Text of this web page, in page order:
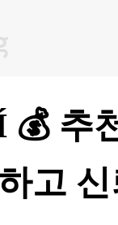
고